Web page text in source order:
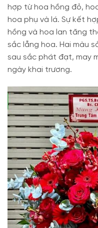
hợp từ hoa hồng đỏ,
hoa phụ và lá. Sự kết
hồng và hoa lan tăng
sắc lẵng hoa. Hai màu
sau sắc phát đạt, may
ngày khai trương.